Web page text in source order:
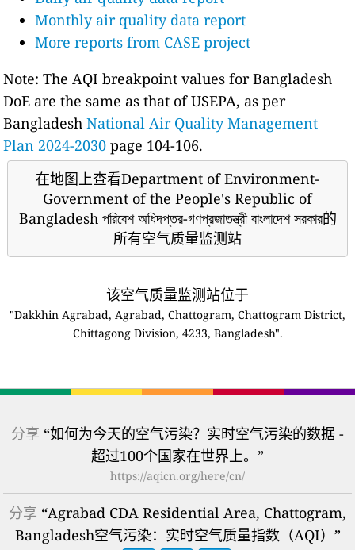
Monthly air quality data report
More reports from CASE project
Note: The AQI breakpoint values for Bangladesh
DoE are the same as that of USEPA, as per
BangladeshNational Air Quality Management
Plan 2024-2030 page 104-106.
在地图上查看Department of Environment-
Government of the People's Republic of
Bangladesh পরিবেশ অধিদপ্তর-গণপ্রজাতন্ত্রী বাংলাদেশ সরকার的
所有空气质量监测站
该空气质量监测站位于
"Dakkhin Agrabad, Agrabad, Chattogram, Chattogram District,
Chittagong Division, 4233, Bangladesh".
分享 “如何为今天的空气污染？实时空气污染的数据 -
超过100个国家在世界上。”
https://aqicn.org/here/cn/
分享 “Agrabad CDA Residential Area, Chattogram,
Bangladesh空气污染：实时空气质量指数（AQI）”